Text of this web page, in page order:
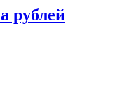
рублей